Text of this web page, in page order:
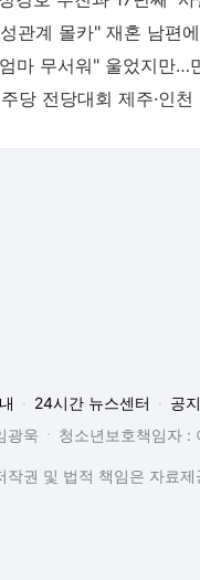
24시간 뉴스센터 공
광욱
청소년보호책임자 :
작권 및 법적 책임은 자료